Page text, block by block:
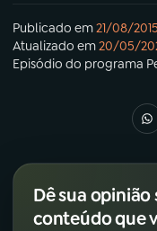
Publicado em21/08/2015
Atualizado em20/05/
Episódio do programa
Dê sua
conteúdo que